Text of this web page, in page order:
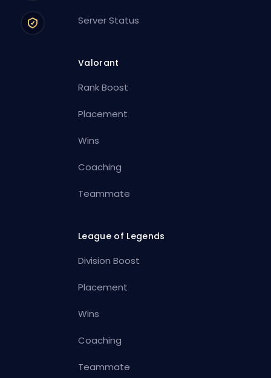
Server Status
Valorant
Rank Boost
Placement
Wins
Coaching
Teammate
League of Legends
Division Boost
Placement
Wins
Coaching
Teammate